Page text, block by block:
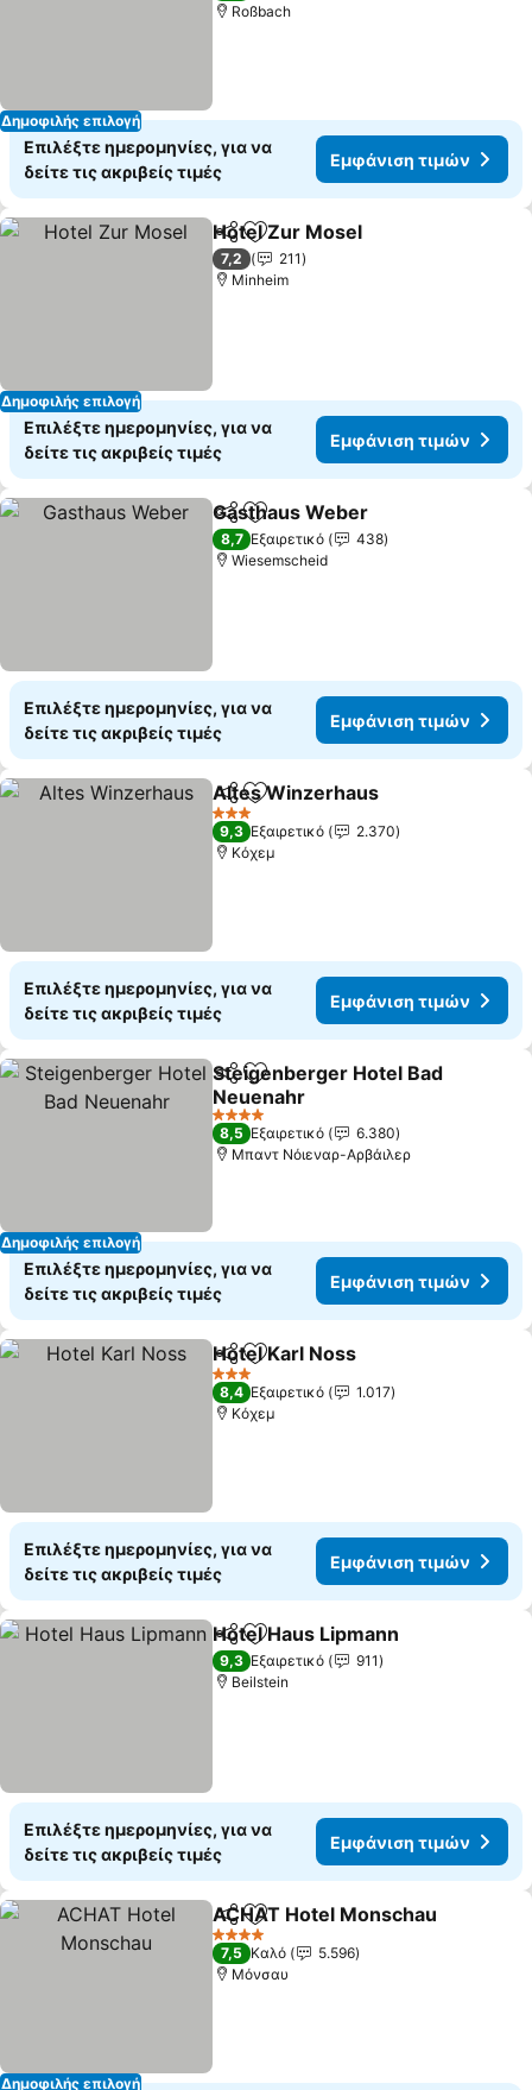
Δημοφιλής επιλογή
Roßbach
Επιλέξτε ημερομηνίες, για να
δείτε τις ακριβείς τιμές
Εμφάνιση τιμών
Δημοφιλής επιλογή
Κοινοποίηση
Προσθήκη στα αγαπημένα
Hotel Zur Mosel
7,2
211
Minheim
Επιλέξτε ημερομηνίες, για να
δείτε τις ακριβείς τιμές
Εμφάνιση τιμών
Κοινοποίηση
Προσθήκη στα αγαπημένα
Gasthaus Weber
8,7 Εξαιρετικό
438
Wiesemscheid
Επιλέξτε ημερομηνίες, για να
δείτε τις ακριβείς τιμές
Εμφάνιση τιμών
Κοινοποίηση
Προσθήκη στα αγαπημένα
Altes Winzerhaus
3 Αστέρια
9,3 Εξαιρετικό
2.370
Κόχεμ
Επιλέξτε ημερομηνίες, για να
δείτε τις ακριβείς τιμές
Εμφάνιση τιμών
Δημοφιλής επιλογή
Κοινοποίηση
Προσθήκη στα αγαπημένα
Steigenberger Hotel Bad
Neuenahr
4 Αστέρια
8,5 Εξαιρετικό
6.380
Μπαντ Νόιεναρ-Αρβάιλερ
Επιλέξτε ημερομηνίες, για να
δείτε τις ακριβείς τιμές
Εμφάνιση τιμών
Κοινοποίηση
Προσθήκη στα αγαπημένα
Hotel Karl Noss
3 Αστέρια
8,4 Εξαιρετικό
1.017
Κόχεμ
Επιλέξτε ημερομηνίες, για να
δείτε τις ακριβείς τιμές
Εμφάνιση τιμών
Κοινοποίηση
Προσθήκη στα αγαπημένα
Hotel Haus Lipmann
9,3 Εξαιρετικό
911
Beilstein
Επιλέξτε ημερομηνίες, για να
δείτε τις ακριβείς τιμές
Εμφάνιση τιμών
Δημοφιλής επιλογή
Κοινοποίηση
Προσθήκη στα αγαπημένα
ACHAT Hotel Monschau
4 Αστέρια
7,5 Καλό
5.596
Μόνσαυ